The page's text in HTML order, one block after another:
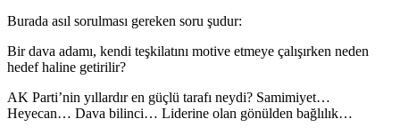
Burada asıl sorulması gereken soru şudur:
Bir dava adamı, kendi teşkilatını motive etmeye çalışırken neden
hedef haline getirilir?
AK Parti’nin yıllardır en güçlü tarafı neydi? Samimiyet…
Heyecan… Dava bilinci… Liderine olan gönülden bağlılık…